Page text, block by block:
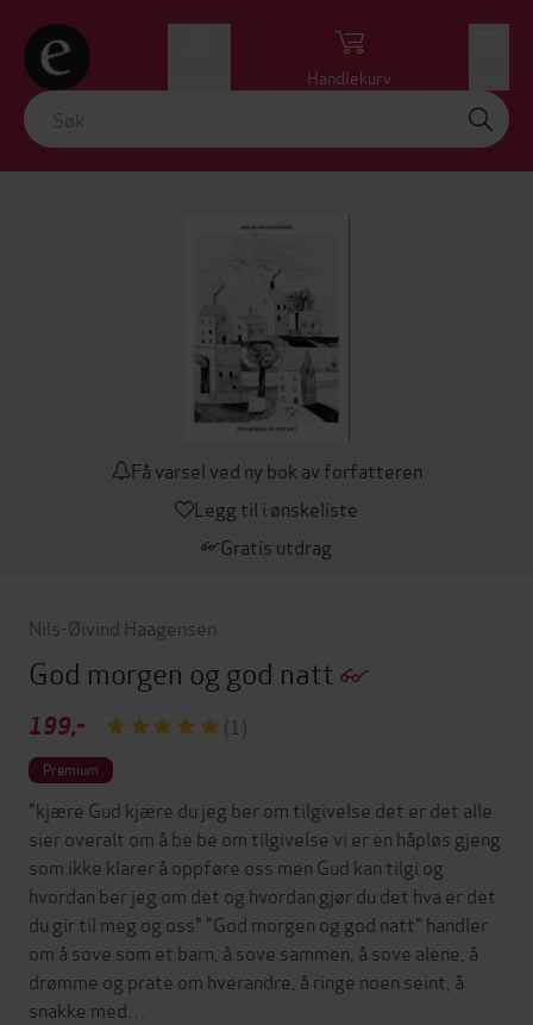
Handlekurv
Få varsel ved ny bok av forfatteren
Legg til i ønskeliste
Gratis utdrag
Nils-Øivind Haagensen
God morgen og god natt
199,- (1)
Premium
"kjære Gud kjære du jeg ber om tilgivelse det er det alle
sier overalt om å be be om tilgivelse vi er en håpløs gjeng
som ikke klarer å oppføre oss men Gud kan tilgi og
hvordan ber jeg om det og hvordan gjør du det hva er det
du gir til meg og oss" "God morgen og god natt" handler
om å sove som et barn, å sove sammen, å sove alene, å
drømme og prate om hverandre, å ringe noen seint, å
snakke med…